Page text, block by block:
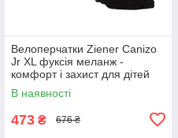
Велоперчатки Ziener Canizo
Jr XL фуксія меланж -
комфорт і захист для дітей
В наявності
473 ₴ 676 ₴